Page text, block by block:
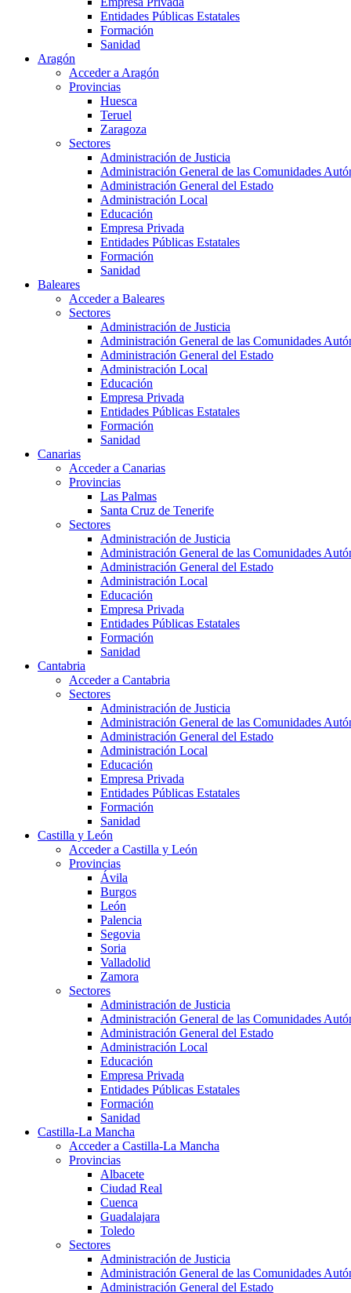
Entidades Públicas Estatales
Formación
Sanidad
Aragón
Acceder a Aragón
Provincias
Huesca
Teruel
Zaragoza
Sectores
Administración de Justicia
Administración General de las Comunidades
Administración General del Estado
Administración Local
Educación
Empresa Privada
Entidades Públicas Estatales
Formación
Sanidad
Baleares
Acceder a Baleares
Sectores
Administración de Justicia
Administración General de las Comunidades
Administración General del Estado
Administración Local
Educación
Empresa Privada
Entidades Públicas Estatales
Formación
Sanidad
Canarias
Acceder a Canarias
Provincias
Las Palmas
Santa Cruz de Tenerife
Sectores
Administración de Justicia
Administración General de las Comunidades
Administración General del Estado
Administración Local
Educación
Empresa Privada
Entidades Públicas Estatales
Formación
Sanidad
Cantabria
Acceder a Cantabria
Sectores
Administración de Justicia
Administración General de las Comunidades
Administración General del Estado
Administración Local
Educación
Empresa Privada
Entidades Públicas Estatales
Formación
Sanidad
Castilla y León
Acceder a Castilla y León
Provincias
Ávila
Burgos
León
Palencia
Segovia
Soria
Valladolid
Zamora
Sectores
Administración de Justicia
Administración General de las Comunidades
Administración General del Estado
Administración Local
Educación
Empresa Privada
Entidades Públicas Estatales
Formación
Sanidad
Castilla-La Mancha
Acceder a Castilla-La Mancha
Provincias
Albacete
Ciudad Real
Cuenca
Guadalajara
Toledo
Sectores
Administración de Justicia
Administración General de las Comunidades
Administración General del Estado